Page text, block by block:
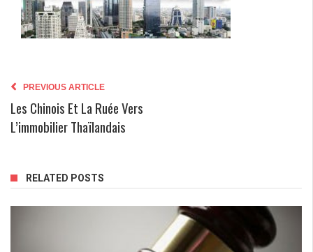
PREVIOUS ARTICLE
Les Chinois Et La Ruée Vers
L’immobilier Thaïlandais
RELATED POSTS